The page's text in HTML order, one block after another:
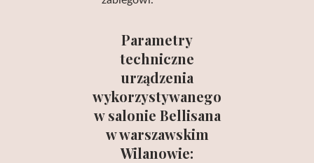
Parametry
techniczne
urządzenia
wykorzystywanego
w salonie Bellisana
w warszawskim
Wilanowie: